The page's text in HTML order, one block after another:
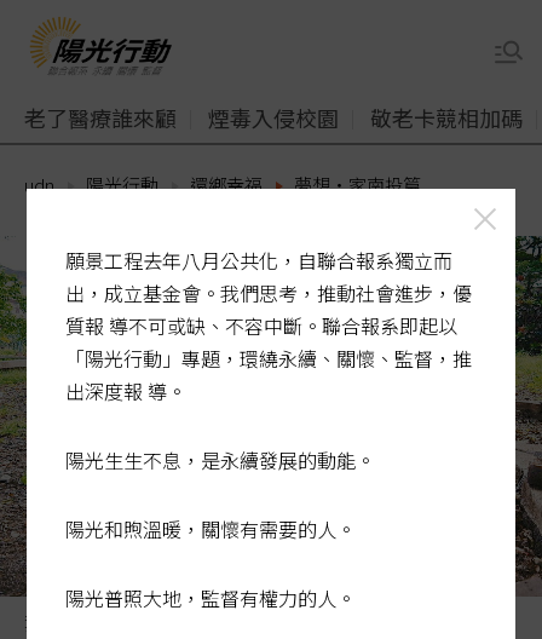
老了醫療誰來顧 煙毒入侵校園 敬老卡競相加碼
udn 陽光行動 還鄉幸福 夢想‧家南投篇
葉宥豆（左）串聯竹山鎮內人文特色和景點，並拍攝成微
願景工程去年八月公共化，自聯合報系獨立而
出，成立基金會。我們思考，推動社會進步，優
質報 導不可或缺、不容中斷。聯合報系即起以
「陽光行動」專題，環繞永續、關懷、監督，推
出深度報 導。
陽光生生不息，是永續發展的動能。
陽光和煦溫暖，關懷有需要的人。
陽光普照大地，監督有權力的人。